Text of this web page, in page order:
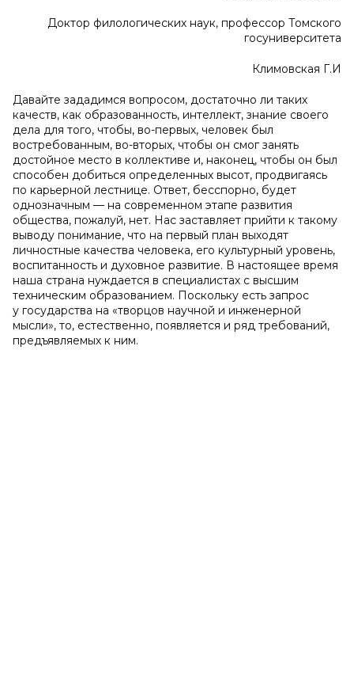
Доктор филологических наук, профессор Томского
госуниверситета
Климовская Г.И
Давайте зададимся вопросом, достаточно ли таких
качеств, как образованность, интеллект, знание своего
дела для того, чтобы, во-первых, человек был
востребованным, во-вторых, чтобы он смог занять
достойное место в коллективе и, наконец, чтобы он был
способен добиться определенных высот, продвигаясь
по карьерной лестнице. Ответ, бесспорно, будет
однозначным — на современном этапе развития
общества, пожалуй, нет. Нас заставляет прийти к такому
выводу понимание, что на первый план выходят
личностные качества человека, его культурный уровень,
воспитанность и духовное развитие. В настоящее время
наша страна нуждается в специалистах с высшим
техническим образованием. Поскольку есть запрос
у государства на «творцов научной и инженерной
мысли», то, естественно, появляется и ряд требований,
предъявляемых к ним.